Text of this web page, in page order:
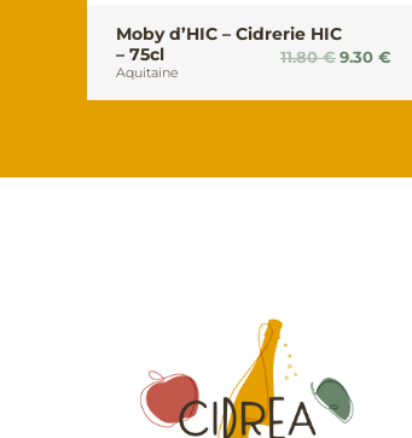
Moby d’HIC – Cidrerie HIC
– 75cl
Aquitaine
11.80€ Le
9.30 €